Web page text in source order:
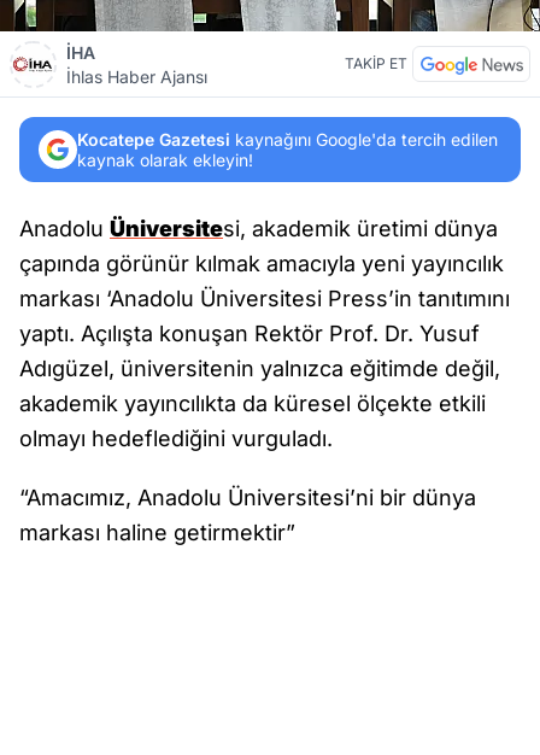
İHA
İhlas Haber Ajansı
TAKİP ET
Kocatepe Gazetesi kaynağını Google'da tercih edilen
kaynak olarak ekleyin!
Anadolu Üniversitesi, akademik üretimi dünya
çapında görünür kılmak amacıyla yeni yayıncılık
markası ‘Anadolu Üniversitesi Press’in tanıtımını
yaptı. Açılışta konuşan Rektör Prof. Dr. Yusuf
Adıgüzel, üniversitenin yalnızca eğitimde değil,
akademik yayıncılıkta da küresel ölçekte etkili
olmayı hedeflediğini vurguladı.
“Amacımız, Anadolu Üniversitesi’ni bir dünya
markası haline getirmektir”